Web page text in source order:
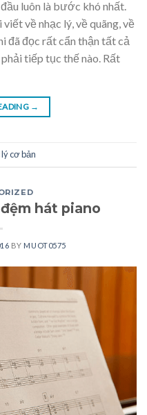
luôn là bước khó nhất.
về nhạc lý, về quãng, về
đã đọc rất cẩn thận tất cả
tiếp tục thế nào. Rất
→
cơ bản
hát piano
BY MUOT0575